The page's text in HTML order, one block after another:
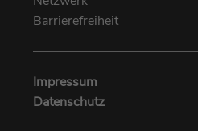
Barrierefreiheit
Impressum
Datenschutz